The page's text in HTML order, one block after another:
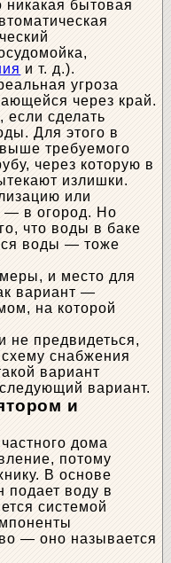
никакая бытовая
и т. д.).
угроза
через край.
сделать
Для этого в
требуемого
через которую в
излишки.
или
— в огород. Но
что воды в баке
воды — тоже
и место для
вариант —
на которой
не предвидеться,
снабжения
вариант
вариант.
и
дома
потому
В основе
подает воду в
системой
— оно называется